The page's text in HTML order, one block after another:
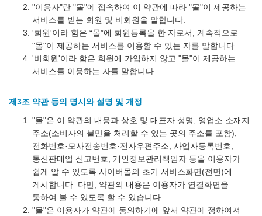
"이용자"란 "몰"에 접속하여 이 약관에 따라 "몰"이 제공하는
서비스를 받는 회원 및 비회원을 말합니다.
'회원'이라 함은 “몰”에 회원등록을 한 자로서, 계속적으로
"몰"이 제공하는 서비스를 이용할 수 있는 자를 말합니다.
'비회원'이라 함은 회원에 가입하지 않고 "몰"이 제공하는
서비스를 이용하는 자를 말합니다.
제3조 약관 등의 명시와 설명 및 개정
"몰"은 이 약관의 내용과 상호 및 대표자 성명, 영업소 소재지
주소(소비자의 불만을 처리할 수 있는 곳의 주소를 포함),
전화번호·모사전송번호·전자우편주소, 사업자등록번호,
통신판매업 신고번호, 개인정보관리책임자 등을 이용자가
쉽게 알 수 있도록 사이버몰의 초기 서비스화면(전면)에
게시합니다. 다만, 약관의 내용은 이용자가 연결화면을
통하여 볼 수 있도록 할 수 있습니다.
"몰"은 이용자가 약관에 동의하기에 앞서 약관에 정하여져